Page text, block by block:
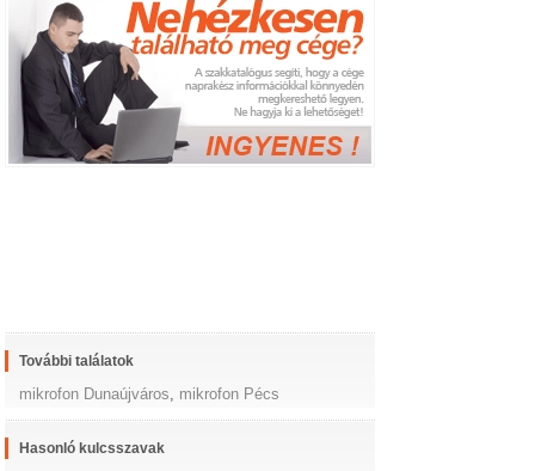
További találatok
mikrofon Dunaújváros, mikrofon Pécs
Hasonló kulcsszavak